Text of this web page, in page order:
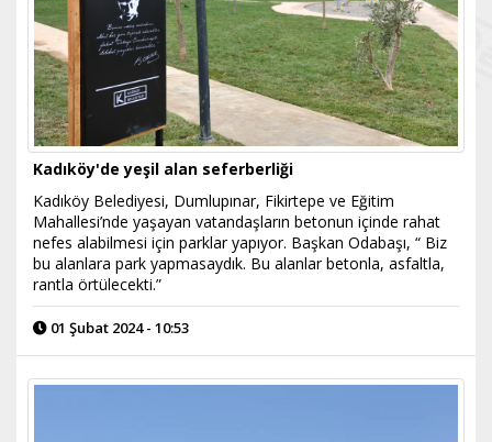
Kadıköy'de yeşil alan seferberliği
Kadıköy Belediyesi, Dumlupınar, Fikirtepe ve Eğitim
Mahallesi’nde yaşayan vatandaşların betonun içinde rahat
nefes alabilmesi için parklar yapıyor. Başkan Odabaşı, “ Biz
bu alanlara park yapmasaydık. Bu alanlar betonla, asfaltla,
rantla örtülecekti.”
01 Şubat 2024 - 10:53